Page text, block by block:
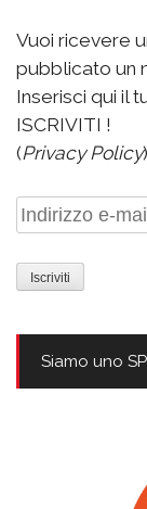
Vuoi ricevere
pubblicato un
Inserisci qui il
ISCRIVITI !
(Privacy Policy)
Indirizzo
e-
mail
Siamo uno